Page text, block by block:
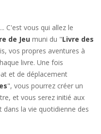
... C'est vous qui allez le
de Jeu muni du "Livre des
vos propres aventures à
livre. Une fois
et de déplacement
", vous pourrez créer un
et vous serez initié aux
la vie quotidienne des